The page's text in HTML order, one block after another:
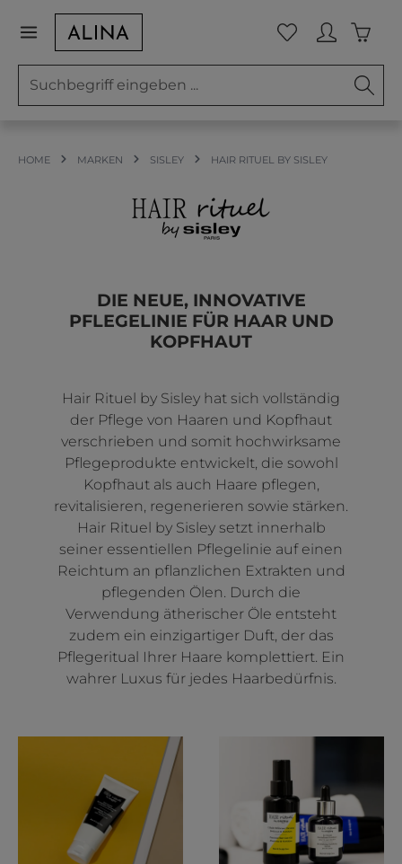
Zum Hauptinhalt springen Du hast 0
HOME MARKEN SISLEY HAIR RITUEL BY SISLEY
DIE NEUE, INNOVATIVE
PFLEGELINIE FÜR HAAR UND
KOPFHAUT
Hair Rituel by Sisley hat sich vollständig
der Pflege von Haaren und Kopfhaut
verschrieben und somit hochwirksame
Pflegeprodukte entwickelt, die sowohl
Kopfhaut als auch Haare pflegen,
revitalisieren, regenerieren sowie stärken.
Hair Rituel by Sisley setzt innerhalb
seiner essentiellen Pflegelinie auf einen
Reichtum an pflanzlichen Extrakten und
pflegenden Ölen. Durch die
Verwendung ätherischer Öle entsteht
zudem ein einzigartiger Duft, der das
Pflegeritual Ihrer Haare komplettiert. Ein
wahrer Luxus für jedes Haarbedürfnis.